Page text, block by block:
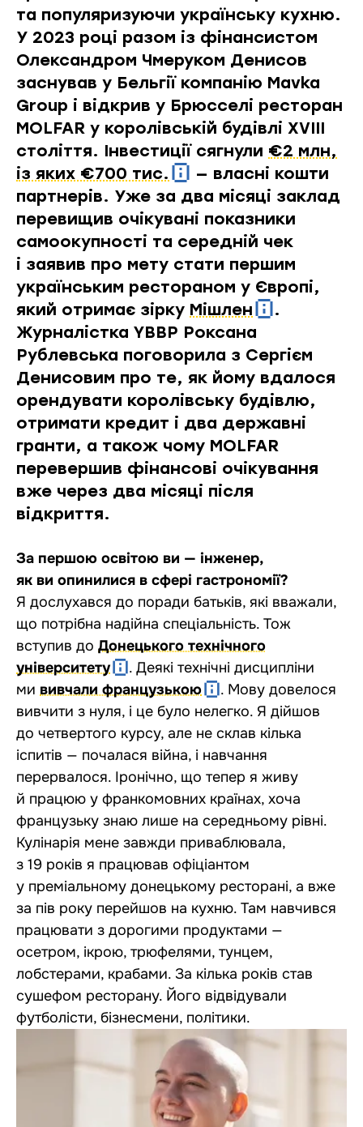
та популяризуючи українську кухню.
У 2023 році разом із фінансистом
Олександром Чмеруком Денисов
заснував у Бельгії компанію Mavka
Group і відкрив у Брюсселі ресторан
MOLFAR у королівській будівлі XVIII
століття. Інвестиції сягнули €2 млн,
із яких €700 тис.
— власні кошти
партнерів. Уже за два місяці заклад
перевищив очікувані показники
самоокупності та середній чек
і заявив про мету стати першим
українським рестораном у Європі,
який отримає зірку Мішлен
.
Журналістка YBBP Роксана
Рублевська поговорила з Сергієм
Денисовим про те, як йому вдалося
орендувати королівську будівлю,
отримати кредит і два державні
гранти, а також чому MOLFAR
перевершив фінансові очікування
вже через два місяці після
відкриття.
За першою освітою ви — інженер,
як ви опинилися в сфері гастрономії?
Я дослухався до поради батьків, які вважали,
що потрібна надійна спеціальність. Тож
вступив до Донецького технічного
університету
. Деякі технічні дисципліни
ми вивчали французькою
. ​​Мову довелося
вивчити з нуля, і це було нелегко. Я дійшов
до четвертого курсу, але не склав кілька
іспитів — почалася війна, і навчання
перервалося. Іронічно, що тепер я живу
й працюю у франкомовних країнах, хоча
французьку знаю лише на середньому рівні.
Кулінарія мене завжди приваблювала,
з 19 років я працював офіціантом
у преміальному донецькому ресторані, а вже
за пів року перейшов на кухню. Там навчився
працювати з дорогими продуктами —
осетром, ікрою, трюфелями, тунцем,
лобстерами, крабами. За кілька років став
сушефом ресторану. Його відвідували
футболісти, бізнесмени, політики.